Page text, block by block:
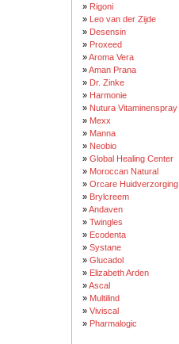
» Rigoni
» Leo van der Zijde
» Desensin
» Proxeed
»Aroma Vera
»Aman Prana
» Dr. Zinke
» Harmonie
» Nutura Vitaminenspray
» Mexx
» Manna
» Neobio
» Global Healing Center
» Moroccan Natural
» Orcare Huidverzorging
» Brylcreem
»Andaven
» Twingles
» Ecodenta
» Systane
» Glucadol
» Elizabeth Arden
»Ascal
» Multilind
» Viviscal
» Pharmalogic